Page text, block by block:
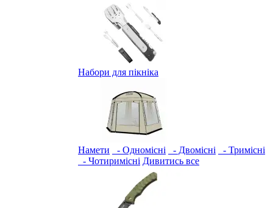
Набори для пікніка
Намети - Одномісні - Двомісні
- Тримісні
- Чотиримісні Дивитись все